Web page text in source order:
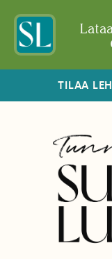
TILAA